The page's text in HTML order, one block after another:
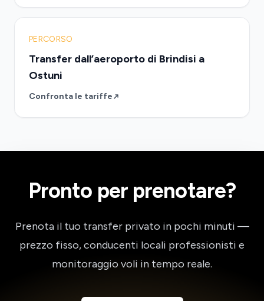
PERCORSO
Transfer dall’aeroporto di Brindisi a
Ostuni
Confronta le tariffe
Pronto per prenotare?
Prenota il tuo transfer privato in pochi minuti —
prezzo fisso, conducenti locali professionisti e
monitoraggio voli in tempo reale.